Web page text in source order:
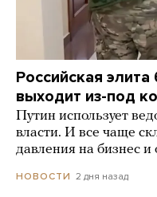
Российская
выходит из-под
Путин использует
власти. И все чаще
давления на бизнес
НОВОСТИ 2 дня назад